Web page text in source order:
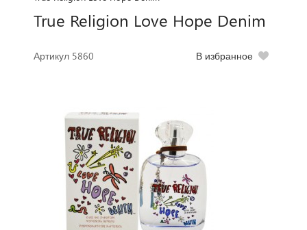
True Religion Love Hope Denim
Артикул 5860 В избранное